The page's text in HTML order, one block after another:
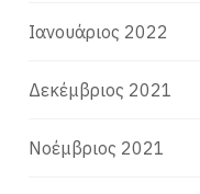
Ιανουάριος 2022
Δεκέμβριος 2021
Νοέμβριος 2021